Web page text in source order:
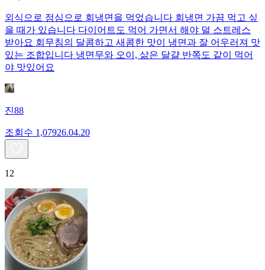
외식으로 점심으로 회냉면을 먹었습니다 회냉면 가끔 먹고 싶
을 때가 있습니다 다이어트도 먹어 가면서 해야 덜 스트레스
받아요 회무침의 달콤하고 새콤한 맛이 냉면과 잘 어우러져 맛
있는 조합입니다 냉면무와 오이, 삶은 달걀 반쪽도 같이 먹어
야 맛있어요
진88
조회수 1,07926.04.20
12